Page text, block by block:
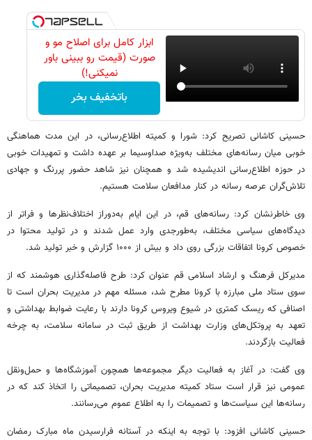
ابزار کامل برای اصلاح مو و
صورت (قیمت رو ببینی باور
نمیکنی!)
باتخفیف بخر
حسینی کاشانی تصریح کرد: شورا و کمیته اطلاع‌رسانی، در این مدت هماهنگی
خوبی میان رسانه‌های مختلف به‌ویژه صداوسیما بر عهده داشت و تمهیدات خوبی
در حوزه اطلاع‌رسانی اندیشیده شد و همچنان نیز شاهد حضور پررنگ و جهادی
تلاش‌گران عرصه رسانه در کنار مدافعان سلامت هستیم.
وی خاطرنشان کرد: رسانه‌های قم، در این ایام به‌دوراز اختلاف‌نظرها و فراتر از
دیدگاه‌های سیاسی مختلف، به‌طورجدی وارد عمل شدند و در تولید محتوا در
خصوص کرونا اتفاقات بزرگی روی داد و بیش از ۱۰۰۰ گزارش و خبر تولید شد.
مدیرکل فرهنگ و ارشاد اسلامی قم عنوان کرد: طرح فاصله‌گذاری هوشمند که از
سوی ستاد ملی مبارزه با کرونا مطرح شد، مسئله مهم در مدیریت بحران است تا
اصنافی که ریسک کمتری در شیوع ویروس کرونا دارند با رعایت ضوابط بهداشتی و
تعهد به پروتکل‌های وزارت بهداشت از طریق ثبت در سامانه سلامت، به چرخه
فعالیت بازگردند.
وی گفت: در آغاز به فعالیت دیگر مجموعه‌ها همچون آموزشگاه‌ها و حمل‌ونقل
عمومی نیز قرار است ستاد کمیته مدیریت بحران، تصمیماتی را اتخاذ کند که در
رسانه‌ها این سیاست‌ها و تصمیمات را به اطلاع عموم می‌رسانند.
حسینی کاشانی افزود: با توجه به اینکه در آستانه فرارسیدن ماه مبارک رمضان